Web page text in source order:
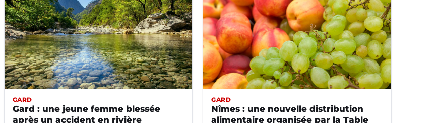
GARD
Gard : une jeune femme blessée
après un accident en rivière
GARD
Nîmes : une nouvelle distribution
alimentaire organisée par la Table